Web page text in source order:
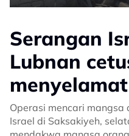
Serangan
Lubnan
menyelamat
Operasi mencari
Israel di Saksakiyeh,